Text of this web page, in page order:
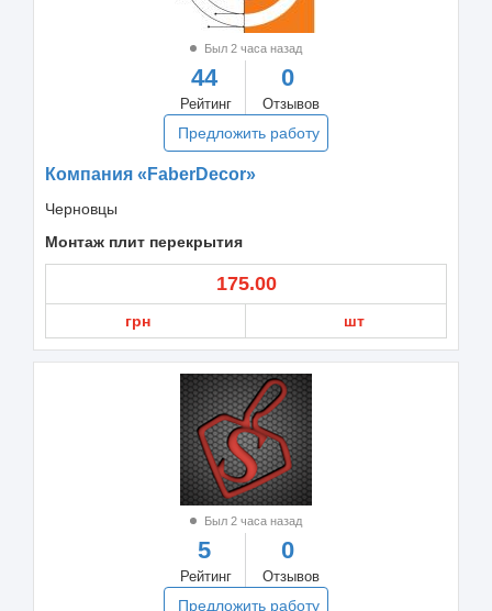
Был 2 часа назад
44
Рейтинг
0
Отзывов
Предложить работу
Компания «FaberDecor»
Черновцы
Монтаж плит перекрытия
175.00
грн шт
Был 2 часа назад
5
Рейтинг
0
Отзывов
Предложить работу